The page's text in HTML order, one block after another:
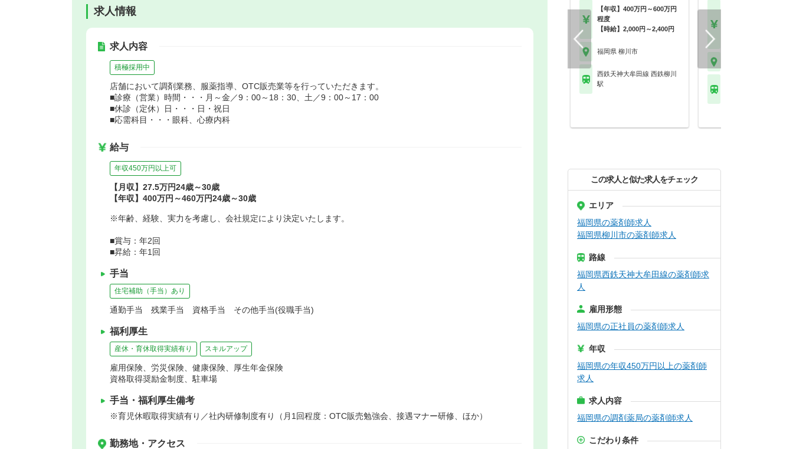
求人情報
求人内容
積極採用中
店舗において調剤業務、服薬指導、OTC販売業等を行っていただきます。
■診療（営業）時間・・・月～金／9：00～18：30、土／9：00～17：00
■休診（定休）日・・・日・祝日
■応需科目・・・眼科、心療内科
給与
年収450万円以上可
【月収】27.5万円24歳～30歳
【年収】400万円～460万円24歳～30歳
※年齢、経験、実力を考慮し、会社規定により決定いたします。
■賞与：年2回
■昇給：年1回
手当
住宅補助（手当）あり
通勤手当 残業手当 資格手当 その他手当(役職手当)
福利厚生
産休・育休取得実績有り スキルアップ
雇用保険、労災保険、健康保険、厚生年金保険
資格取得奨励金制度、駐車場
手当・福利厚生備考
※育児休暇取得実績有り／社内研修制度有り（月1回程度：OTC販売勉強会、接遇マナー研修、ほか）
勤務地・アクセス
【年収】400万円～600万円
程度
【時給】2,000円～2,400円
福岡県 柳川市
西鉄天神大牟田線 西鉄柳川
駅
この求人と似た求人をチェック
エリア
福岡県の薬剤師求人
福岡県柳川市の薬剤師求人
路線
福岡県西鉄天神大牟田線の薬剤師求
人
雇用形態
福岡県の正社員の薬剤師求人
年収
福岡県の年収450万円以上の薬剤師
求人
求人内容
福岡県の調剤薬局の薬剤師求人
こだわり条件